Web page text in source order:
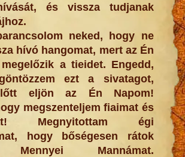
és vissza tudjanak
neked, hogy ne
hívó hangomat, mert az Én
a tieidet. Engedd,
ezt a sivatagot,
eljön az Én Napom!
megszenteljem fiaimat és
Megnyitottam égi
hogy bőségesen rátok
Mennyei Mannámat.